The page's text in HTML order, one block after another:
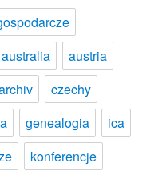
australia
austria
czechy
genealogia
ica
konferencje